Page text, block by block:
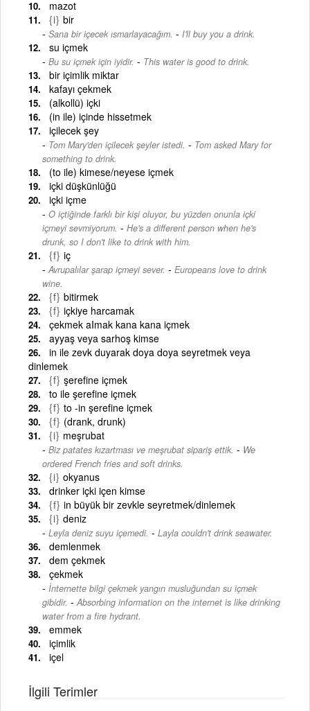
mazot
{i} bir
Sana bir içecek ısmarlayacağım. - I'll buy you a drink.
su içmek
Bu su içmek için iyidir. - This water is good to drink.
bir içimlik miktar
kafayı çekmek
(alkollü) içki
(in ile) içinde hissetmek
içilecek şey
Tom Mary'den içilecek şeyler istedi. - Tom asked Mary for
something to drink.
(to ile) kimese/neyese içmek
içki düşkünlüğü
içki içme
O içtiğinde farklı bir kişi oluyor, bu yüzden onunla içki
içmeyi sevmiyorum. - He's a different person when he's
drunk, so I don't like to drink with him.
{f} iç
Avrupalılar şarap içmeyi sever. - Europeans love to drink
wine.
{f} bitirmek
{f} içkiye harcamak
çekmek aImak kana kana içmek
ayyaş veya sarhoş kimse
in ile zevk duyarak doya doya seyretmek veya
dinlemek
{f} şerefine içmek
to ile şerefine içmek
{f} to -in şerefine içmek
{f} (drank, drunk)
{i} meşrubat
Biz patates kızartması ve meşrubat sipariş ettik. - We
ordered French fries and soft drinks.
{i} okyanus
drinker içki içen kimse
{f} in büyük bir zevkle seyretmek/dinlemek
{i} deniz
Leyla deniz suyu içemedi. - Layla couldn't drink seawater.
demlenmek
dem çekmek
çekmek
İnternette bilgi çekmek yangın musluğundan su içmek
gibidir. - Absorbing information on the internet is like drinking
water from a fire hydrant.
emmek
içimlik
içel
İlgili Terimler